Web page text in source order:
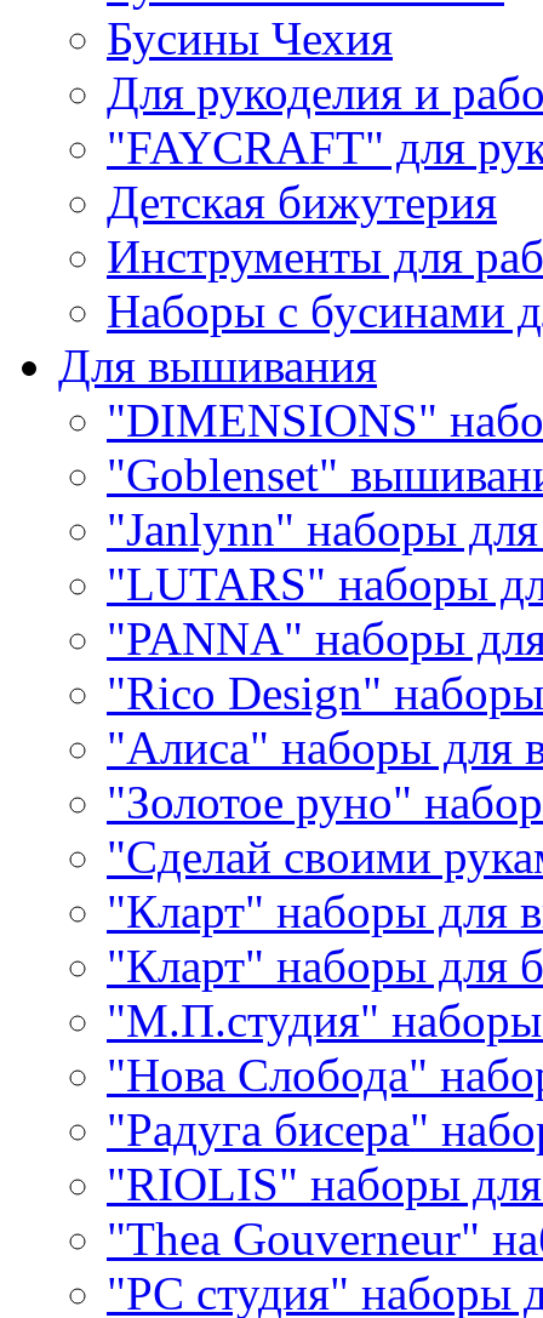
Бусины Чехия
Для рукоделия и
"FAYCRAFT" для
Детская бижутерия
Инструменты для
Наборы с бусинами
Для вышивания
"DIMENSIONS"
"Goblenset"
"Janlynn" наборы
"LUTARS" наборы
"PANNA" наборы
"Rico Design"
"Алиса" наборы для
"Золотое руно"
"Сделай своими
"Кларт" наборы для
"Кларт" наборы для
"М.П.студия"
"Нова Слобода"
"Радуга бисера"
"RIOLIS" наборы
"Thea Gouverneur"
"РС студия" наборы